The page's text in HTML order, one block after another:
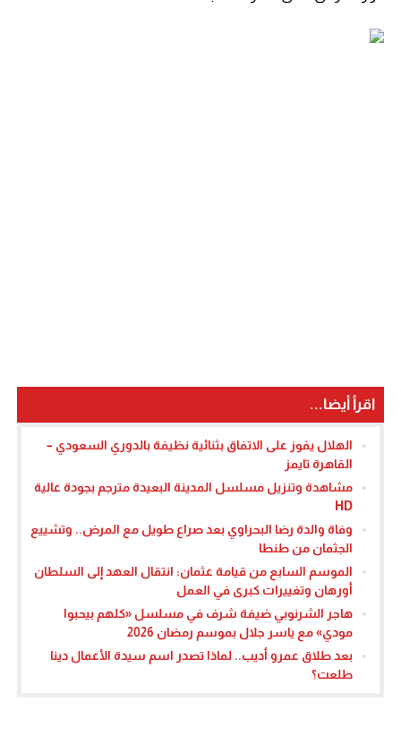
اقرأ أيضا...
الهلال يفوز على الاتفاق بثنائية نظيفة بالدوري السعودي –
القاهرة تايمز
مشاهدة وتنزيل مسلسل المدينة البعيدة مترجم بجودة عالية
HD
وفاة والدة رضا البحراوي بعد صراع طويل مع المرض.. وتشييع
الجثمان من طنطا
الموسم السابع من قيامة عثمان: انتقال العهد إلى السلطان
أورهان وتغييرات كبرى في العمل
هاجر الشرنوبي ضيفة شرف في مسلسل «كلهم بيحبوا
مودي» مع ياسر جلال بموسم رمضان 2026
بعد طلاق عمرو أديب.. لماذا تصدر اسم سيدة الأعمال دينا
طلعت؟